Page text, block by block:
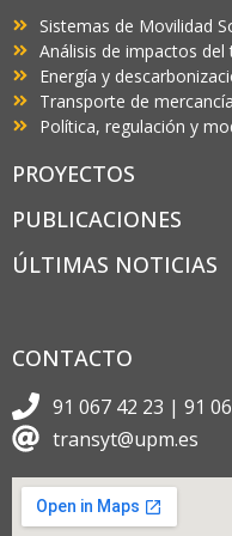
Sistemas de Movilidad
Análisis de impactos del
Energía y
Transporte de
Política, regulación y
PROYECTOS
PUBLICACIONES
ÚLTIMAS NOTICIAS
CONTACTO
91 067 42 23 | 91
transyt@upm.es